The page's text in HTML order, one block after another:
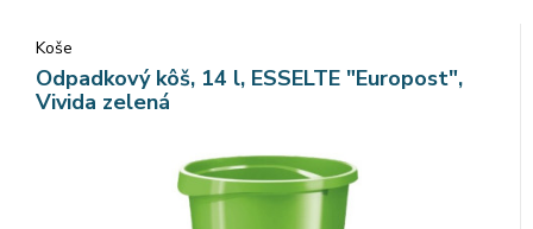
Koše
Odpadkový kôš, 14 l, ESSELTE "Europost",
Vivida zelená